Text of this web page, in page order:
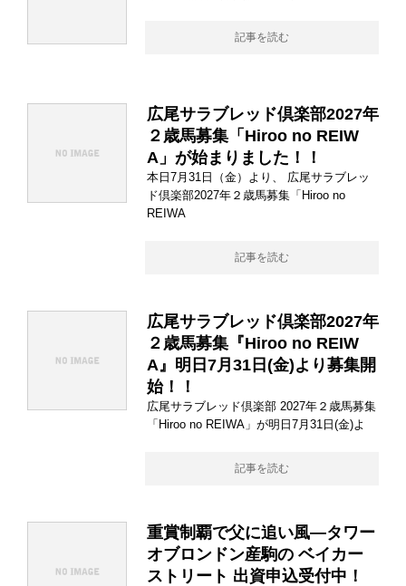
記事を読む
広尾サラブレッド倶楽部2027年
２歳馬募集「Hiroo no REIW
A」が始まりました！！
本日7月31日（金）より、 広尾サラブレッ
ド倶楽部2027年２歳馬募集「Hiroo no
REIWA
記事を読む
広尾サラブレッド倶楽部2027年
２歳馬募集『Hiroo no REIW
A』明日7月31日(金)より募集開
始！！
広尾サラブレッド倶楽部 2027年２歳馬募集
「Hiroo no REIWA」が明日7月31日(金)よ
記事を読む
重賞制覇で父に追い風―タワー
オブロンドン産駒の ベイカー
ストリート 出資申込受付中！